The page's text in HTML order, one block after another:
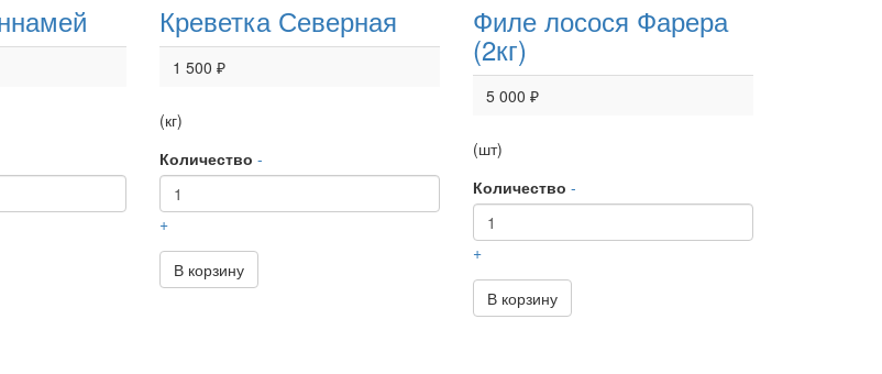
Креветка Северная
1 500 ₽
(кг)
Количество -
+
В корзину
Филе лосося Фарера
(2кг)
5 000 ₽
(шт)
Количество -
+
В корзину